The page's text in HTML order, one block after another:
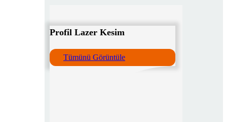
Profil Lazer Kesim
Tümünü Görüntüle